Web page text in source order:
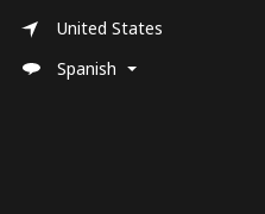
United States
Spanish